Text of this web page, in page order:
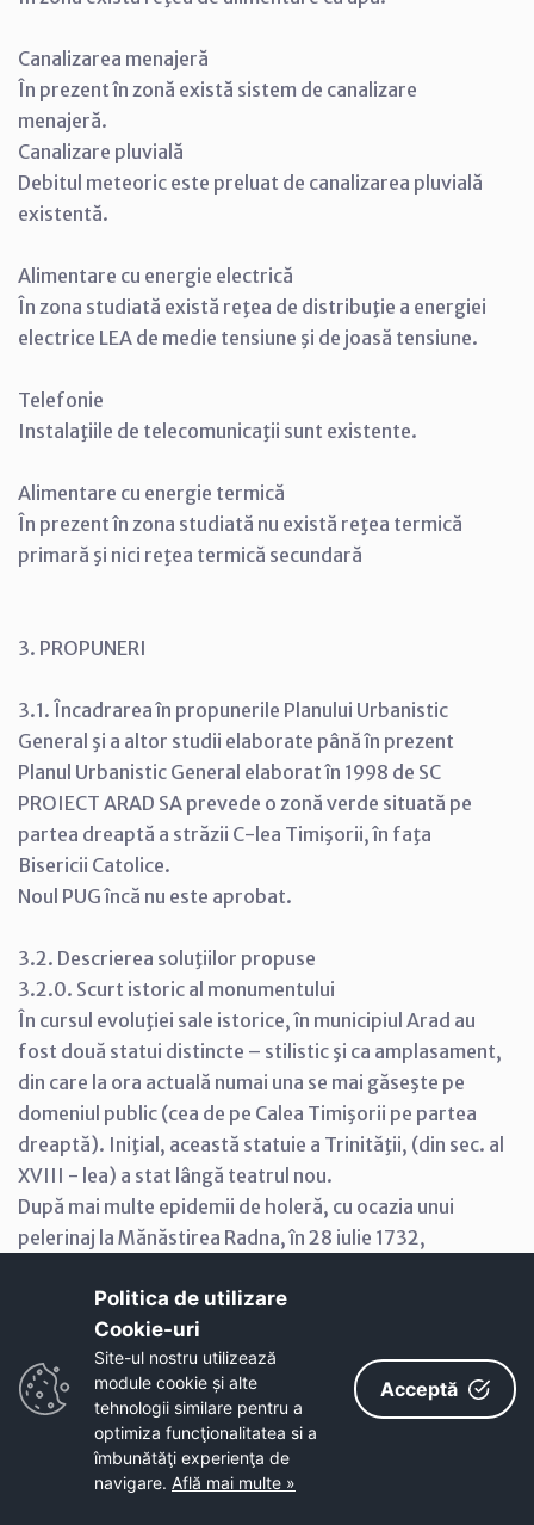
Canalizarea menajeră
În prezent în zonă există sistem de canalizare
menajeră.
Canalizare pluvială
Debitul meteoric este preluat de canalizarea pluvială
existentă.
Alimentare cu energie electrică
În zona studiată există reţea de distribuţie a energiei
electrice LEA de medie tensiune şi de joasă tensiune.
Telefonie
Instalaţiile de telecomunicaţii sunt existente.
Alimentare cu energie termică
În prezent în zona studiată nu există reţea termică
primară şi nici reţea termică secundară
3. PROPUNERI
3.1. Încadrarea în propunerile Planului Urbanistic
General şi a altor studii elaborate până în prezent
Planul Urbanistic General elaborat în 1998 de SC
PROIECT ARAD SA prevede o zonă verde situată pe
partea dreaptă a străzii C-lea Timişorii, în faţa
Bisericii Catolice.
Noul PUG încă nu este aprobat.
3.2. Descrierea soluţiilor propuse
3.2.0. Scurt istoric al monumentului
În cursul evoluţiei sale istorice, în municipiul Arad au
fost două statui distincte – stilistic şi ca amplasament,
din care la ora actuală numai una se mai găseşte pe
domeniul public (cea de pe Calea Timişorii pe partea
dreaptă). Iniţial, această statuie a Trinităţii, (din sec. al
XVIII - lea) a stat lângă teatrul nou.
După mai multe epidemii de holeră, cu ocazia unui
pelerinaj la Mănăstirea Radna, în 28 iulie 1732,
dată problema construirii unui monument închinat
acestui eveniment. Această idee era o copie deja
existentă în toată Europa , începând din Roma , Viena,
Budapesta. Astăzi, toate oraşele mari se mândresc cu
o statuie a Trinităţii.
Obeliscul, în formă triunghiulară în plan, a fost
executat la Buda şi a costat 6000 de forinţi. Lucrarea
Politica de utilizare
Cookie-uri‎
Site-ul nostru utilizează
module cookie și alte
tehnologii similare pentru a
optimiza funcţionalitatea si a
îmbunătăţi experienţa de
navigare. Află mai multe »
Acceptă